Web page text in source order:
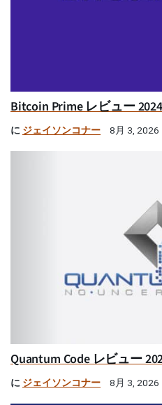
Bitcoin Prime レビュー
に ジェイソンコナー 8月 3, 2026
Quantum Code レビュー
に ジェイソンコナー 8月 3, 2026